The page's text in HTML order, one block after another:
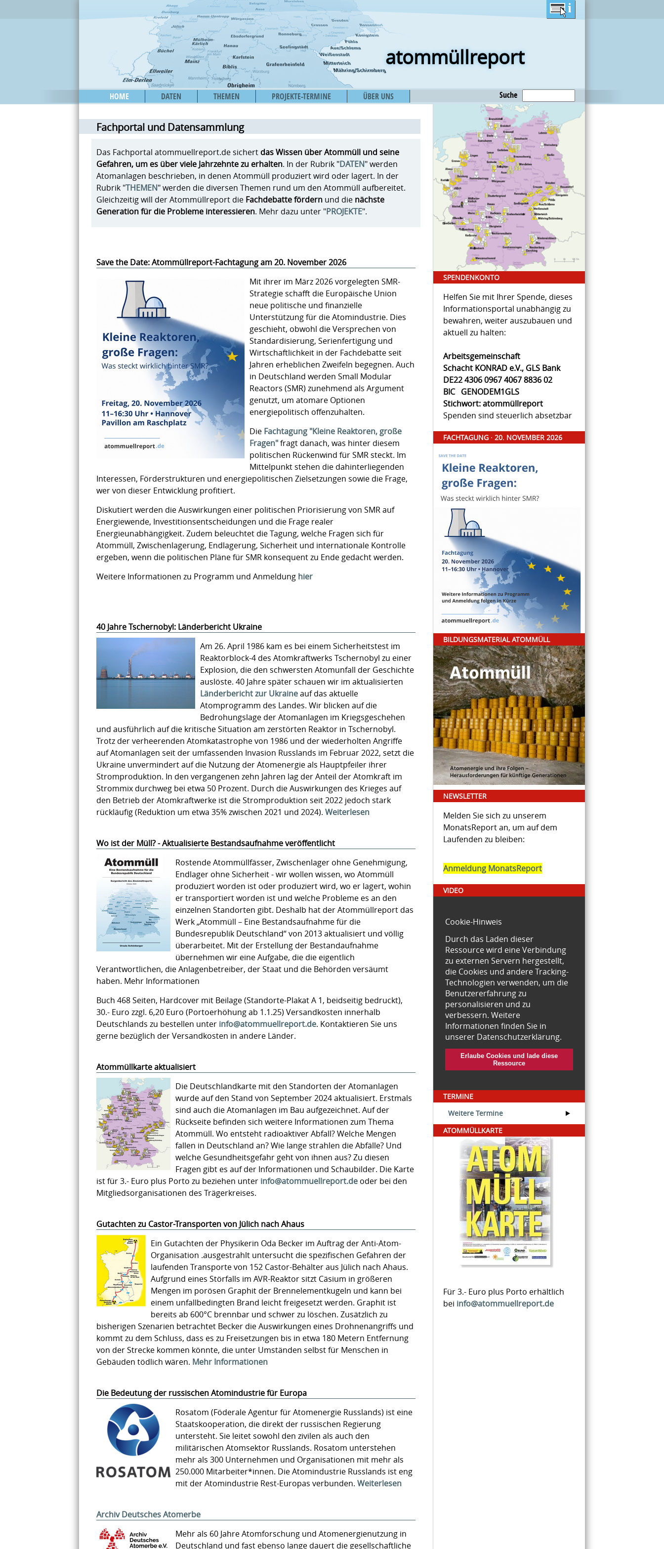
atommüllreport
HOME DATEN THEMEN PROJEKTE-TERMINE ÜBER UNS Suche
Fachportal und Datensammlung
Das Fachportal atommuellreport.de sichert das Wissen über Atommüll und seine
Gefahren, um es über viele Jahrzehnte zu erhalten. In der Rubrik "DATEN" werden
Atomanlagen beschrieben, in denen Atommüll produziert wird oder lagert. In der
Rubrik "THEMEN" werden die diversen Themen rund um den Atommüll aufbereitet.
Gleichzeitig will der Atommüllreport die Fachdebatte fördern und die nächste
Generation für die Probleme interessieren. Mehr dazu unter "PROJEKTE".
Save the Date: Atommüllreport-Fachtagung am 20. November 2026
Mit ihrer im März 2026 vorgelegten SMR-
Strategie schafft die Europäische Union
neue politische und finanzielle
Unterstützung für die Atomindustrie. Dies
geschieht, obwohl die Versprechen von
Standardisierung, Serienfertigung und
Wirtschaftlichkeit in der Fachdebatte seit
Jahren erheblichen Zweifeln begegnen. Auch
in Deutschland werden Small Modular
Reactors (SMR) zunehmend als Argument
genutzt, um atomare Optionen
energiepolitisch offenzuhalten.
Die Fachtagung "Kleine Reaktoren, große
Fragen"fragt danach, was hinter diesem
politischen Rückenwind für SMR steckt. Im
Mittelpunkt stehen die dahinterliegenden
Interessen, Förderstrukturen und energiepolitischen Zielsetzungen sowie die Frage,
wer von dieser Entwicklung profitiert.
Diskutiert werden die Auswirkungen einer politischen Priorisierung von SMR auf
Energiewende, Investitionsentscheidungen und die Frage realer
Energieunabhängigkeit. Zudem beleuchtet die Tagung, welche Fragen sich für
Atommüll, Zwischenlagerung, Endlagerung, Sicherheit und internationale Kontrolle
ergeben, wenn die politischen Pläne für SMR konsequent zu Ende gedacht werden.
Weitere Informationen zu Programm und Anmeldung hier
40 Jahre Tschernobyl: Länderbericht Ukraine
Am 26. April 1986 kam es bei einem Sicherheitstest im
Reaktorblock-4 des Atomkraftwerks Tschernobyl zu einer
Explosion, die den schwersten Atomunfall der Geschichte
auslöste. 40 Jahre später schauen wir im aktualisierten
Länderbericht zur Ukraineauf das aktuelle
Atomprogramm des Landes. Wir blicken auf die
Bedrohungslage der Atomanlagen im Kriegsgeschehen
und ausführlich auf die kritische Situation am zerstörten Reaktor in Tschernobyl.
Trotz der verheerenden Atomkatastrophe von 1986 und der wiederholten Angriffe
auf Atomanlagen seit der umfassenden Invasion Russlands im Februar 2022, setzt die
Ukraine unvermindert auf die Nutzung der Atomenergie als Hauptpfeiler ihrer
Stromproduktion. In den vergangenen zehn Jahren lag der Anteil der Atomkraft im
Strommix durchweg bei etwa 50 Prozent. Durch die Auswirkungen des Krieges auf
den Betrieb der Atomkraftwerke ist die Stromproduktion seit 2022 jedoch stark
rückläufig (Reduktion um etwa 35% zwischen 2021 und 2024).Weiterlesen
Wo ist der Müll? - Aktualisierte Bestandsaufnahme veröffentlicht
Rostende Atommüllfässer, Zwischenlager ohne Genehmigung,
Endlager ohne Sicherheit - wir wollen wissen, wo Atommüll
produziert worden ist oder produziert wird, wo er lagert, wohin
er transportiert worden ist und welche Probleme es an den
einzelnen Standorten gibt. Deshalb hat der Atommüllreport das
Werk „Atommüll – Eine Bestandsaufnahme für die
Bundesrepublik Deutschland“ von 2013 aktualisiert und völlig
überarbeitet. Mit der Erstellung der Bestandaufnahme
übernehmen wir eine Aufgabe, die die eigentlich
Verantwortlichen, die Anlagenbetreiber, der Staat und die Behörden versäumt
haben. Mehr Informationen
Buch 468 Seiten, Hardcover mit Beilage (Standorte-Plakat A 1, beidseitig bedruckt),
30.- Euro zzgl. 6,20 Euro (Portoerhöhung ab 1.1.25) Versandkosten innerhalb
Deutschlands zu bestellen unter info@atommuellreport.de. Kontaktieren Sie uns
gerne bezüglich der Versandkosten in andere Länder.
Atommüllkarte aktualisiert
Die Deutschlandkarte mit den Standorten der Atomanlagen
wurde auf den Stand von September 2024 aktualisiert. Erstmals
sind auch die Atomanlagen im Bau aufgezeichnet. Auf der
Rückseite befinden sich weitere Informationen zum Thema
Atommüll. Wo entsteht radioaktiver Abfall? Welche Mengen
fallen in Deutschland an? Wie lange strahlen die Abfälle? Und
welche Gesundheitsgefahr geht von ihnen aus? Zu diesen
Fragen gibt es auf der Informationen und Schaubilder. Die Karte
ist für 3.- Euro plus Porto zu beziehen unter info@atommuellreport.de oder bei den
Mitgliedsorganisationen des Trägerkreises.
Gutachten zu Castor-Transporten von Jülich nach Ahaus
Ein Gutachten der Physikerin Oda Becker im Auftrag der Anti-Atom-
Organisation .ausgestrahlt untersucht die spezifischen Gefahren der
laufenden Transporte von 152 Castor-Behälter aus Jülich nach Ahaus.
Aufgrund eines Störfalls im AVR-Reaktor sitzt Cäsium in größeren
Mengen im porösen Graphit der Brennelementkugeln und kann bei
einem unfallbedingten Brand leicht freigesetzt werden. Graphit ist
bereits ab 600°C brennbar und schwer zu löschen. Zusätzlich zu
bisherigen Szenarien betrachtet Becker die Auswirkungen eines Drohnenangriffs und
kommt zu dem Schluss, dass es zu Freisetzungen bis in etwa 180 Metern Entfernung
von der Strecke kommen könnte, die unter Umständen selbst für Menschen in
Gebäuden tödlich wären. Mehr Informationen
Die Bedeutung der russischen Atomindustrie für Europa
Rosatom (Föderale Agentur für Atomenergie Russlands) ist eine
Staatskooperation, die direkt der russischen Regierung
untersteht. Sie leitet sowohl den zivilen als auch den
militärischen Atomsektor Russlands. Rosatom unterstehen
mehr als 300 Unternehmen und Organisationen mit mehr als
250.000 Mitarbeiter*innen. Die Atomindustrie Russlands ist eng
mit der Atomindustrie Rest-Europas verbunden.Weiterlesen
Archiv Deutsches Atomerbe
Mehr als 60 Jahre Atomforschung und Atomenergienutzung in
Deutschland und fast ebenso lange dauert die gesellschaftliche
SPENDENKONTO
Helfen Sie mit Ihrer Spende, dieses
Informationsportal unabhängig zu
bewahren, weiter auszubauen und
aktuell zu halten:
Arbeitsgemeinschaft
Schacht KONRAD e.V., GLS Bank
DE22 4306 0967 4067 8836 02
BIC GENODEM1GLS
Stichwort: atommüllreport
Spenden sind steuerlich absetzbar
FACHTAGUNG · 20. NOVEMBER 2026
BILDUNGSMATERIAL ATOMMÜLL
NEWSLETTER
Melden Sie sich zu unserem
MonatsReport an, um auf dem
Laufenden zu bleiben:
Anmeldung MonatsReport
VIDEO
Cookie-Hinweis
Durch das Laden dieser
Ressource wird eine Verbindung
zu externen Servern hergestellt,
die Cookies und andere Tracking-
Technologien verwenden, um die
Benutzererfahrung zu
personalisieren und zu
verbessern. Weitere
Informationen finden Sie in
unserer Datenschutzerklärung.
Erlaube Cookies und lade diese
Ressource
TERMINE
Weitere Termine
ATOMMÜLLKARTE
Für 3.- Euro plus Porto erhältlich
bei info@atommuellreport.de